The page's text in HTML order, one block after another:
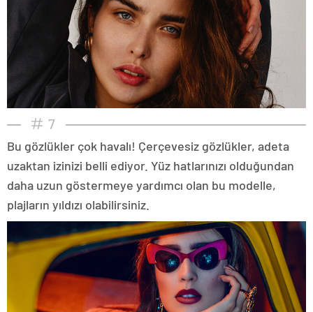
7
Bu gözlükler çok havalı! Çerçevesiz gözlükler, adeta
uzaktan izinizi belli ediyor. Yüz hatlarınızı olduğundan
daha uzun göstermeye yardımcı olan bu modelle,
plajların yıldızı olabilirsiniz.